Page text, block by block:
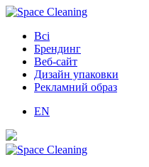
Всі
Брендинг
Веб-сайт
Дизайн упаковки
Рекламний образ
EN